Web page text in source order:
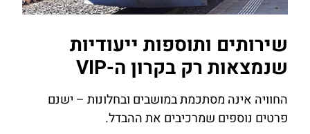
שירותים ותוספות ייעודיות
שנמצאות רק בקרון ה-VIP
החוויה אינה מסתכמת במושבים ובחלונות – ישנם
פרטים נוספים שמרכיבים את ההבדל.